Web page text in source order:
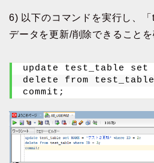
6) 以下のコマンドを実行し、
データを更新/削除できること
update test_table set
delete from
commit;